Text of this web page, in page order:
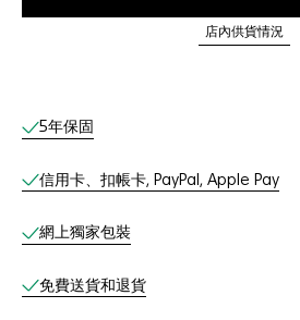
店內供貨情況
網上服務
5年保固
信用卡、扣帳卡, PayPal, Apple Pay
網上獨家包裝
免費送貨和退貨